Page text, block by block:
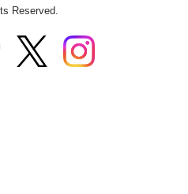
Reserved.